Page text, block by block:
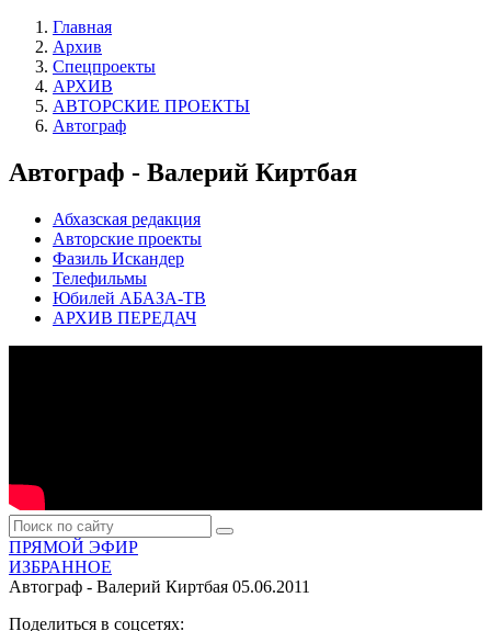
Главная
Архив
Спецпроекты
АРХИВ
АВТОРСКИЕ ПРОЕКТЫ
Автограф
Автограф - Валерий Киртбая
Абхазская редакция
Авторские проекты
Фазиль Искандер
Телефильмы
Юбилей АБАЗА-ТВ
АРХИВ ПЕРЕДАЧ
ПРЯМОЙ ЭФИР
ИЗБРАННОЕ
Автограф - Валерий Киртбая 05.06.2011
Поделиться в соцсетях: